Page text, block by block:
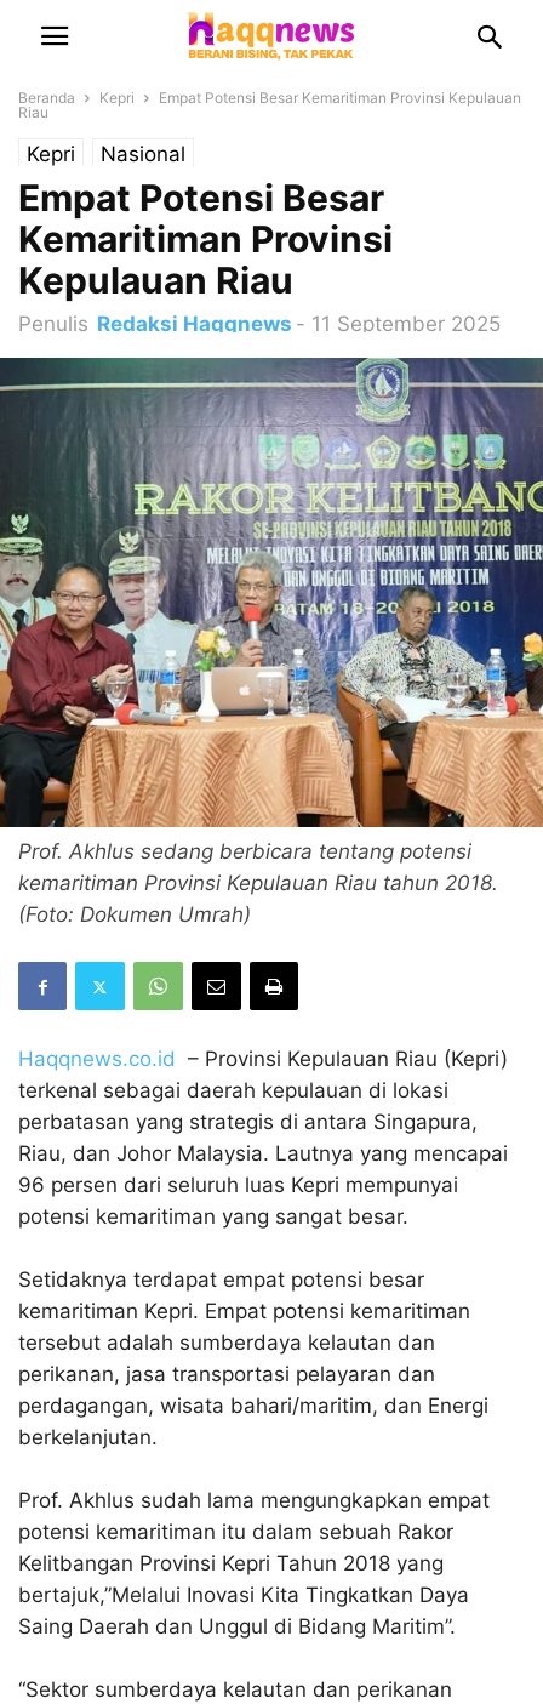
Beranda Kepri
Empat Potensi Besar Kemaritiman Provinsi Kepulauan
Riau
Kepri Nasional
Empat Potensi Besar
Kemaritiman Provinsi
Kepulauan Riau
Penulis Redaksi Haqqnews - 11 September 2025
Prof. Akhlus sedang berbicara tentang potensi
kemaritiman Provinsi Kepulauan Riau tahun 2018.
(Foto: Dokumen Umrah)
Haqqnews.co.id – Provinsi Kepulauan Riau (Kepri)
terkenal sebagai daerah kepulauan di lokasi
perbatasan yang strategis di antara Singapura,
Riau, dan Johor Malaysia. Lautnya yang mencapai
96 persen dari seluruh luas Kepri mempunyai
potensi kemaritiman yang sangat besar.
Setidaknya terdapat empat potensi besar
kemaritiman Kepri. Empat potensi kemaritiman
tersebut adalah sumberdaya kelautan dan
perikanan, jasa transportasi pelayaran dan
perdagangan, wisata bahari/maritim, dan Energi
berkelanjutan.
Prof. Akhlus sudah lama mengungkapkan empat
potensi kemaritiman itu dalam sebuah Rakor
Kelitbangan Provinsi Kepri Tahun 2018 yang
bertajuk,”Melalui Inovasi Kita Tingkatkan Daya
Saing Daerah dan Unggul di Bidang Maritim”.
“Sektor sumberdaya kelautan dan perikanan